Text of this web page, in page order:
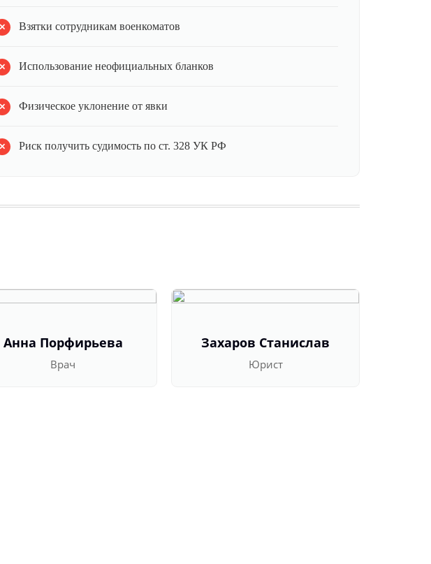
Взятки сотрудникам военкоматов
Использование неофициальных бланков
Физическое уклонение от явки
Риск получить судимость по ст. 328 УК РФ
Анна Порфирьева
Врач
Захаров Станислав
Юрист